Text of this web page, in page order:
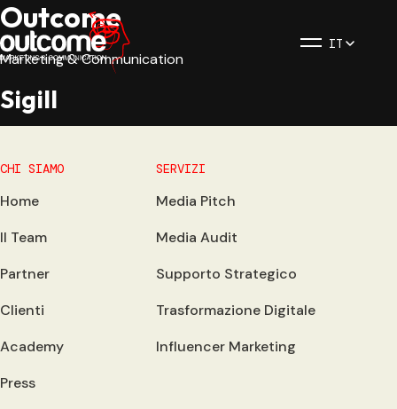
IT
Outcome
Marketing & Communication
Sigill
CHI SIAMO
Home
Il Team
Partner
Clienti
Academy
Press
SERVIZI
Media Pitch
Media Audit
Supporto Strategico
Trasformazione Digitale
Influencer Marketing